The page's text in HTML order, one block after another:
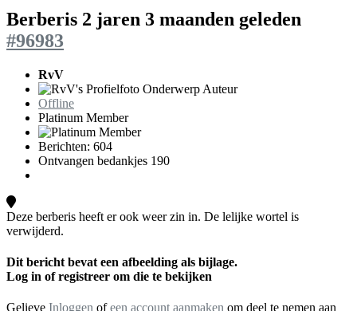
Berberis 2 jaren 3 maanden geleden
#96983
RvV
Onderwerp Auteur
Offline
Platinum Member
Berichten: 604
Ontvangen bedankjes 190
Deze berberis heeft er ook weer zin in. De lelijke wortel is
verwijderd.
Dit bericht bevat een afbeelding als bijlage.
Log in of registreer om die te bekijken
Gelieve Inloggen ofeen account aanmaken om deel te nemen aan